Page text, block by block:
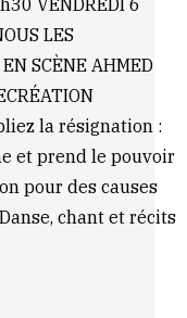
VENDREDI 6
LES
SCÈNE AHMED
la résignation :
et prend le pouvoir
pour des causes
chant et récits